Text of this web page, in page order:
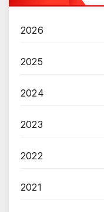
2026
2025
2024
2023
2022
2021